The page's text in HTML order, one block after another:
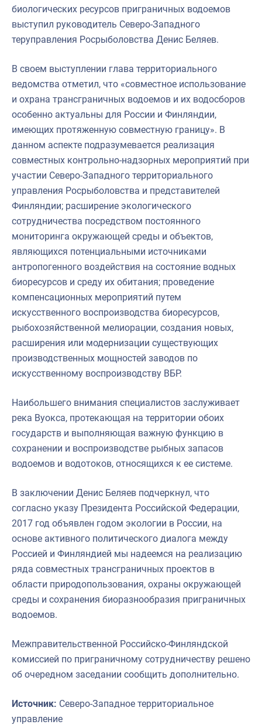
биологических ресурсов приграничных водоемов
выступил руководитель Северо-Западного
теруправления Росрыболовства Денис Беляев.
В своем выступлении глава территориального
ведомства отметил, что «совместное использование
и охрана трансграничных водоемов и их водосборов
особенно актуальны для России и Финляндии,
имеющих протяженную совместную границу». В
данном аспекте подразумевается реализация
совместных контрольно-надзорных мероприятий при
участии Северо-Западного территориального
управления Росрыболовства и представителей
Финляндии; расширение экологического
сотрудничества посредством постоянного
мониторинга окружающей среды и объектов,
являющихся потенциальными источниками
антропогенного воздействия на состояние водных
биоресурсов и среду их обитания; проведение
компенсационных мероприятий путем
искусственного воспроизводства биоресурсов,
рыбохозяйственной мелиорации, создания новых,
расширения или модернизации существующих
производственных мощностей заводов по
искусственному воспроизводству ВБР.
Наибольшего внимания специалистов заслуживает
река Вуокса, протекающая на территории обоих
государств и выполняющая важную функцию в
сохранении и воспроизводстве рыбных запасов
водоемов и водотоков, относящихся к ее системе.
В заключении Денис Беляев подчеркнул, что
согласно указу Президента Российской Федерации,
2017 год объявлен годом экологии в России, на
основе активного политического диалога между
Россией и Финляндией мы надеемся на реализацию
ряда совместных трансграничных проектов в
области природопользования, охраны окружающей
среды и сохранения биоразнообразия приграничных
водоемов.
Межправительственной Российско-Финляндской
комиссией по приграничному сотрудничеству решено
об очередном заседании сообщить дополнительно.
Источник: Северо-Западное территориальное
управление